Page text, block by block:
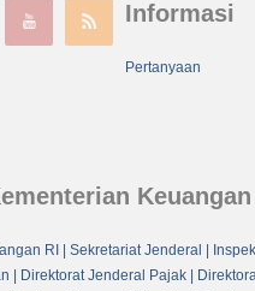
Informasi
Pertanyaan
RI | Sekretariat Jenderal |
| Direktorat Jenderal Pajak |